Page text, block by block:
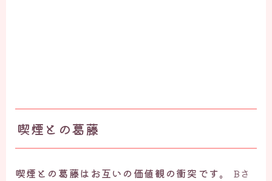
喫煙との葛藤
喫煙との葛藤はお互いの価値観の衝突です。
Bさ